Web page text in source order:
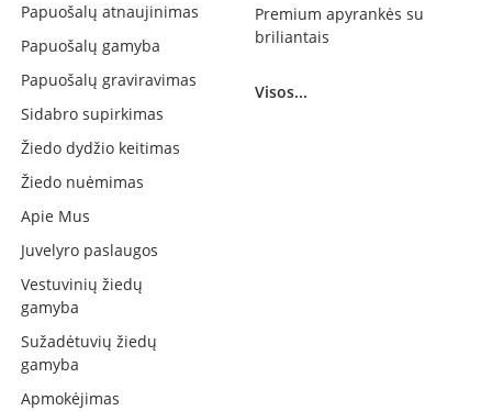
Papuošalų atnaujinimas
Papuošalų gamyba
Papuošalų graviravimas
Sidabro supirkimas
Žiedo dydžio keitimas
Žiedo nuėmimas
Apie Mus
Juvelyro paslaugos
Vestuvinių žiedų
gamyba
Sužadėtuvių žiedų
gamyba
Apmokėjimas
Premium apyrankės su
briliantais
Visos...